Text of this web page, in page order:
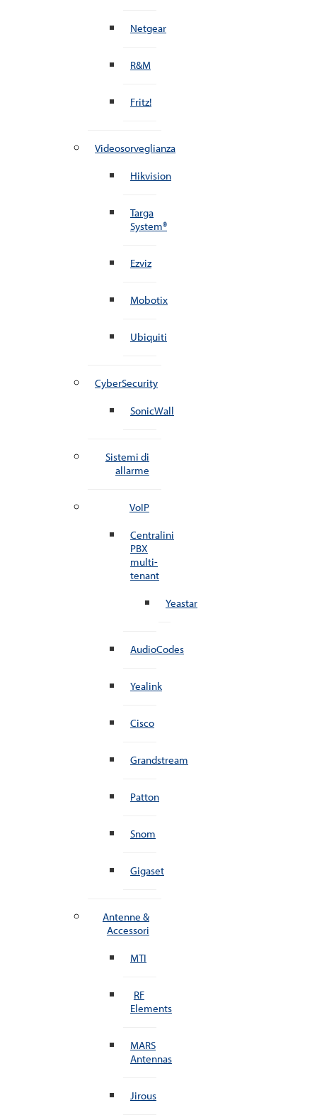
Netgear
R&M
Fritz!
Videosorveglianza
Hikvision
Targa
System®
Ezviz
Mobotix
Ubiquiti
CyberSecurity
SonicWall
Sistemi di
allarme
VoIP
Centralini
PBX
multi-
tenant
Yeastar
AudioCodes
Yealink
Cisco
Grandstream
Patton
Snom
Gigaset
Antenne &
Accessori
MTI
RF
Elements
MARS
Antennas
Jirous